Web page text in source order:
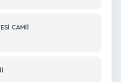
CAMİİ